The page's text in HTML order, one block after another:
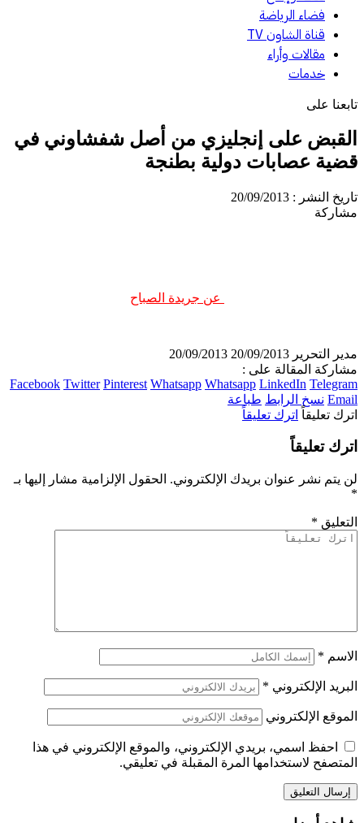
فضاء الرياضة
قناة الشاون TV
مقالات وأراء
خدمات
تابعنا على
القبض على إنجليزي من أصل شفشاوني في
قضية عصابات دولية بطنجة
تاريخ النشر : 20/09/2013
مشاركة
عن جريدة الصباح
مدير التحرير 20/09/2013
20/09/2013
مشاركة المقالة على :
Facebook Twitter Pinterest Whatsapp Whatsapp LinkedIn Telegram
Email نسخ الرابط طباعة
اترك تعليقاً اترك تعليقاً
اترك تعليقاً
لن يتم نشر عنوان بريدك الإلكتروني. الحقول الإلزامية مشار إليها بـ
*
التعليق *
الاسم *
البريد الإلكتروني *
الموقع الإلكتروني
احفظ اسمي، بريدي الإلكتروني، والموقع الإلكتروني في هذا
المتصفح لاستخدامها المرة المقبلة في تعليقي.